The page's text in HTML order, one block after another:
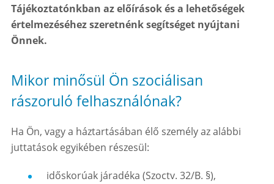
Tájékoztatónkban az előírások és a lehetőségek
értelmezéséhez szeretnénk segítséget nyújtani
Önnek.
Mikor minősül Ön szociálisan
rászoruló felhasználónak?
Ha Ön, vagy a háztartásában élő személy az alábbi
juttatások egyikében részesül:
időskorúak járadéka (Szoctv. 32/B. §),